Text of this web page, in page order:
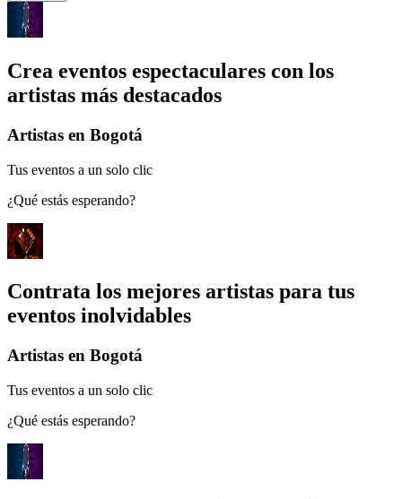
Crea eventos espectaculares con los
artistas más destacados
Artistas en Bogotá
Tus eventos a un solo clic
¿Qué estás esperando?
Contrata los mejores artistas para tus
eventos inolvidables
Artistas en Bogotá
Tus eventos a un solo clic
¿Qué estás esperando?